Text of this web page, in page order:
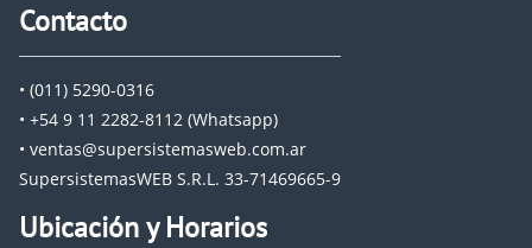
Contacto
• (011) 5290-0316
• +54 9 11 2282-8112 (Whatsapp)
• ventas@supersistemasweb.com.ar
SupersistemasWEB S.R.L. 33-71469665-9
Ubicación y Horarios